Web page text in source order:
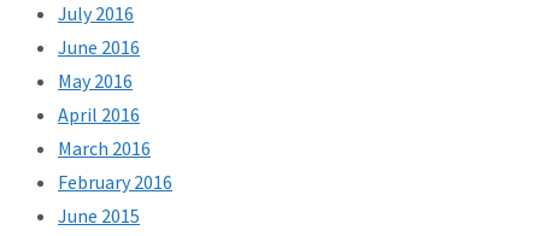
July 2016
June 2016
May 2016
April 2016
March 2016
February 2016
June 2015